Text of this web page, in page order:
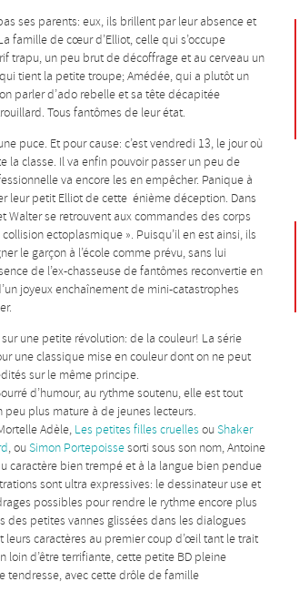
ses parents: eux, ils brillent par leur absence et
famille de cœur d’Elliot, celle qui s’occupe
trapu, un peu brut de décoffrage et au cerveau un
tient la petite troupe; Amédée, qui a plutôt un
parler d’ado rebelle et sa tête décapitée
Tous fantômes de leur état.
puce. Et pour cause: c’est vendredi 13, le jour où
la classe. Il va enfin pouvoir passer un peu de
va encore les en empêcher. Panique à
leur petit Elliot de cette énième déception. Dans
Walter se retrouvent aux commandes des corps
ectoplasmique ». Puisqu’il en est ainsi, ils
le garçon à l’école comme prévu, sans lui
de l’ex-chasseuse de fantômes reconvertie en
joyeux enchaînement de mini-catastrophes
une petite révolution: de la couleur! La série
une classique mise en couleur dont on ne peut
sur le même principe.
d’humour, au rythme soutenu, elle est tout
peu plus mature à de jeunes lecteurs.
Adèle, Les petites filles cruelles ouShaker
, ouSimon Portepoissesorti sous son nom, Antoine
caractère bien trempé et à la langue bien pendue
sont ultra expressives: le dessinateur use et
possibles pour rendre le rythme encore plus
des petites vannes glissées dans les dialogues
leurs caractères au premier coup d’œil tant le trait
d’être terrifiante, cette petite BD pleine
tendresse, avec cette drôle de famille